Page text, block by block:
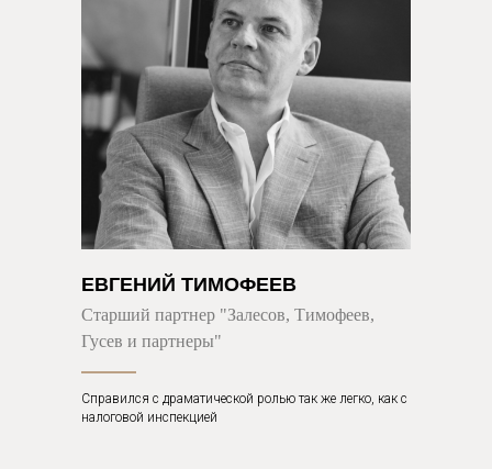
ЕВГЕНИЙ ТИМОФЕЕВ
Старший партнер "Залесов, Тимофеев,
Гусев и партнеры"
Справился с драматической ролью так же легко, как с
налоговой инcпекцией